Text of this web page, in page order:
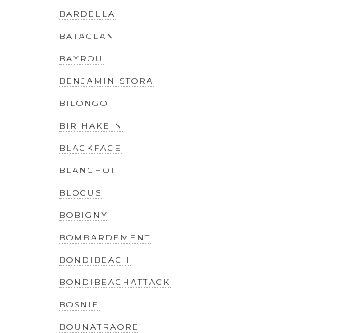
BARDELLA
BATACLAN
BAYROU
BENJAMIN STORA
BILONGO
BIR HAKEIN
BLACKFACE
BLANCHOT
BLOCUS
BOBIGNY
BOMBARDEMENT
BONDIBEACH
BONDIBEACHATTACK
BOSNIE
BOUNATRAORE